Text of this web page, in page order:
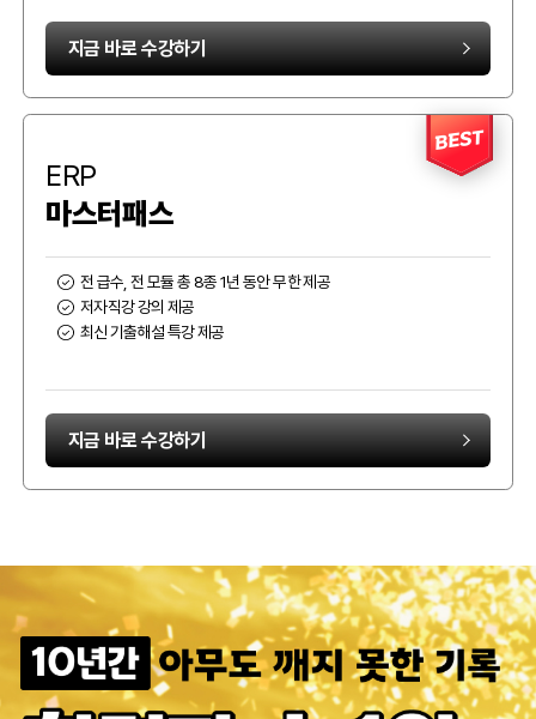
지금 바로 수강하기
BEST
ERP
마스터패스
전 급수, 전 모듈 총 8종 1년 동안 무한 제공
저자직강 강의 제공
최신 기출해설 특강 제공
지금 바로 수강하기